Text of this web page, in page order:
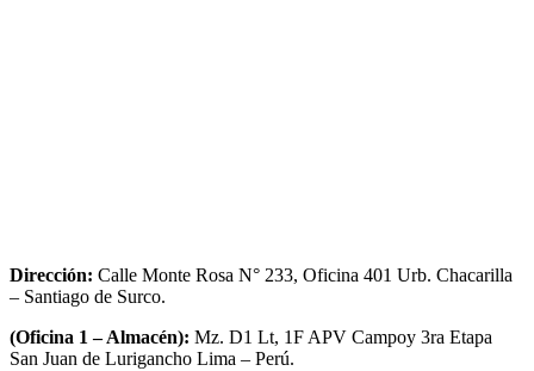
Dirección: Calle Monte Rosa N° 233, Oficina 401 Urb. Chacarilla
– Santiago de Surco.
(Oficina 1 – Almacén): Mz. D1 Lt, 1F APV Campoy 3ra Etapa
San Juan de Lurigancho Lima – Perú.